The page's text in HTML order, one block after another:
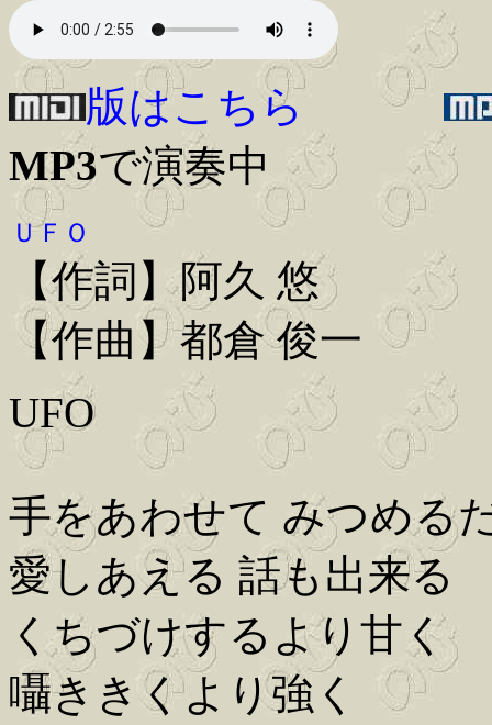
版はこちら
MP3で演奏中
ＵＦＯ
【作詞】阿久 悠
【作曲】都倉 俊一
UFO
手をあわせて みつめる
愛しあえる 話も出来る
くちづけするより甘く
囁ききくより強く